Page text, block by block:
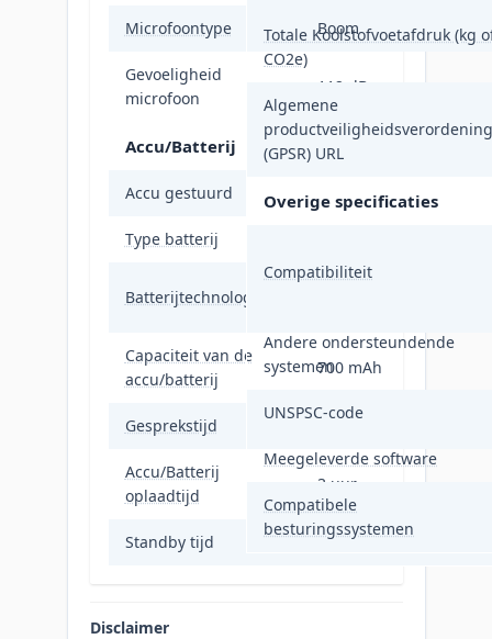
Microfoontype Boom
Gevoeligheid
microfoon
112 dB
Accu/Batterij
Accu gestuurd
Type batterij
Batterijtechnologie
Lithium-Polymeer
Capaciteit van de
accu/batterij
700 mAh
Gesprekstijd 13 uur
Accu/Batterij
oplaadtijd
3 uur
Standby tijd 50 uur
Totale Koolstofvoetafdruk (kg
CO2e)
Algemene
productveiligheidsverordening
(GPSR) URL
Overige specificaties
Compatibiliteit
Andere ondersteundende
systemen
UNSPSC-code
Meegeleverde software
Compatibele
besturingssystemen
Disclaimer